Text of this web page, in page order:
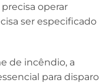
operar
ser especificado
de incêndio, a
para disparo